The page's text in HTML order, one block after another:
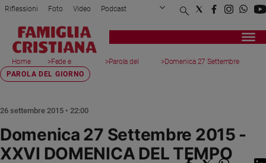
Attualità
Italia
Cronaca
Mondo
Legalità
e
Riflessioni Foto Video Podcast
Privacy Policy Chi siamo
Registrati Redazione
Home
page
>Fede e
spiritualità
>Parola del
>Domenica 27 Settembre
PAROLA DEL GIORNO
Domenica 27 Settembre 2015 -
XXVI DOMENICA DEL TEMPO
26 settembre 2015 • 22:00